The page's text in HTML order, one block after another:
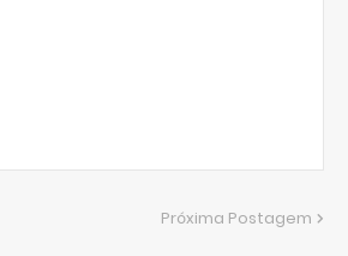
Próxima Postagem